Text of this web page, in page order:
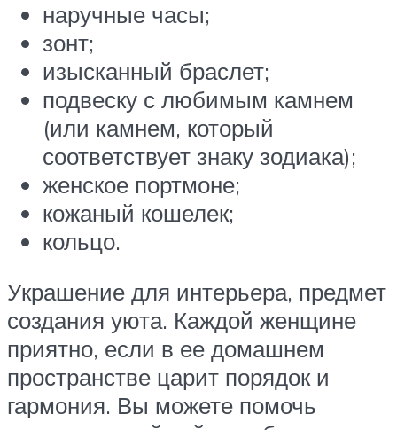
наручные часы;
зонт;
изысканный браслет;
подвеску с любимым камнем
(или камнем, который
соответствует знаку зодиака);
женское портмоне;
кожаный кошелек;
кольцо.
Украшение для интерьера, предмет
создания уюта. Каждой женщине
приятно, если в ее домашнем
пространстве царит порядок и
гармония. Вы можете помочь